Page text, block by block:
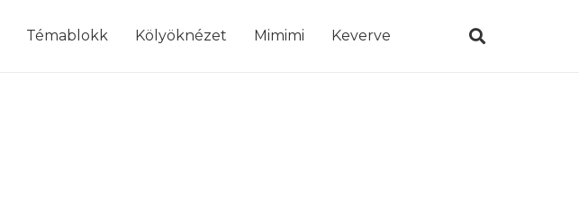
Témablokk Kölyöknézet Mimimi Keverve